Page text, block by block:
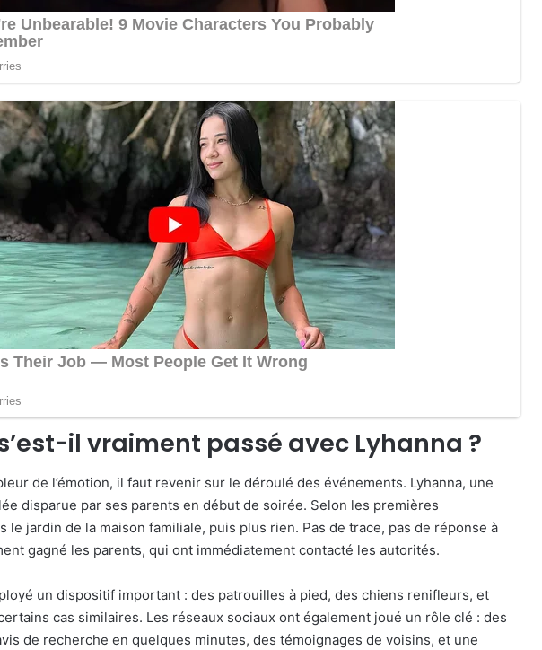
il vraiment passé avec Lyhanna ?
de l’émotion, il faut revenir sur le déroulé des événements. Lyhanna, une
disparue par ses parents en début de soirée. Selon les premières
le jardin de la maison familiale, puis plus rien. Pas de trace, pas de réponse à
gagné les parents, qui ont immédiatement contacté les autorités.
un dispositif important : des patrouilles à pied, des chiens renifleurs, et
cas similaires. Les réseaux sociaux ont également joué un rôle clé : des
de recherche en quelques minutes, des témoignages de voisins, et une